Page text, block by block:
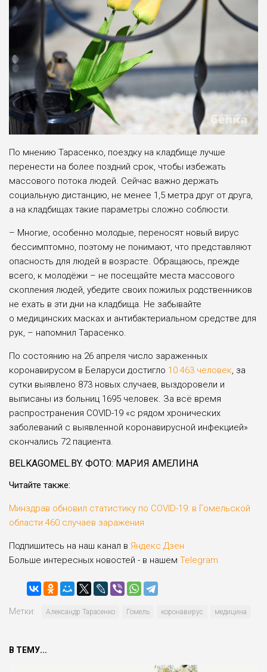
По мнению Тарасенко, поездку на кладбище лучше
перенести на более поздний срок, чтобы избежать
массового потока людей. Сейчас важно держать
социальную дистанцию, не менее 1,5 метра друг от друга,
а на кладбищах такие параметры сложно соблюсти.
– Многие, особенно молодые, переносят новый вирус
бессимптомно, поэтому не понимают, что представляют
опасность для людей в возрасте. Обращаюсь, прежде
всего, к молодёжи – не посещайте места массового
скопления людей, убедите своих пожилых родственников
не ехать в эти дни на кладбища. Не забывайте
о медицинских масках и антибактериальном средстве для
рук, – напомнил Тарасенко.
По состоянию на 26 апреля число зараженных
коронавирусом в Беларуси достигло 10 463 человек, за
сутки выявлено 873 новых случаев, выздоровели и
выписаны из больниц 1695 человек. За всё время
распространения COVID-19 «с рядом хронических
заболеваний с выявленной коронавирусной инфекцией»
скончались 72 пациента.
BELKAGОMEL.BY. ФОТО: МАРИЯ АМЕЛИНА
Читайте также:
Минздрав обновил статистику по СОVID-19: в Гомельской
области 460 случаев заражения
Подпишитесь на наш канал в Яндекс.Дзен
Больше интересных новостей - в нашем Telegram
Метки: Александр Тарасенко Гомель коронавирус медицина
В ТЕМУ...